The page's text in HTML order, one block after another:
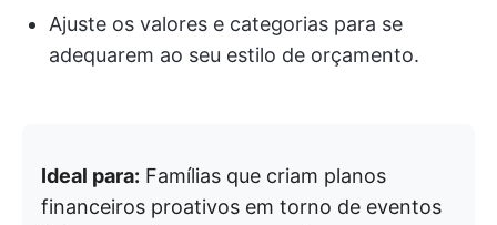
Ajuste os valores e categorias para se
adequarem ao seu estilo de orçamento.
Ideal para: Famílias que criam planos
financeiros proativos em torno de eventos